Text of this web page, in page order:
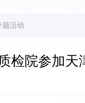
题活动
检院参加天